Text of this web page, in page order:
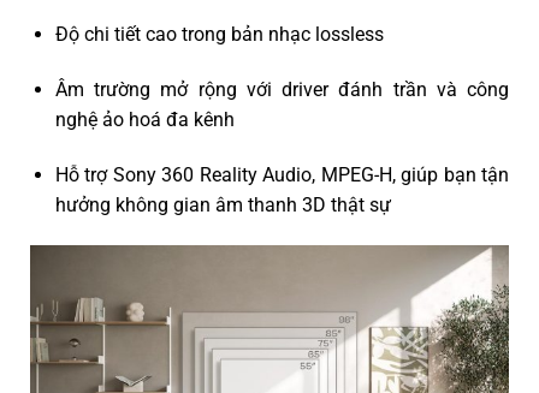
Độ chi tiết caotrong bản nhạc lossless
Âm trường mở rộng với driver đánh trần và công
nghệ ảo hoá đa kênh
Hỗ trợ Sony 360 Reality Audio, MPEG-H, giúp bạn tận
hưởng không gian âm thanh 3D thật sự